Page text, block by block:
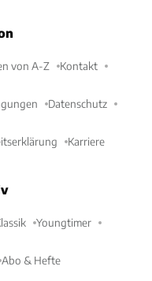
von A-Z Kontakt
Datenschutz
Karriere
Youngtimer
Abo & Hefte